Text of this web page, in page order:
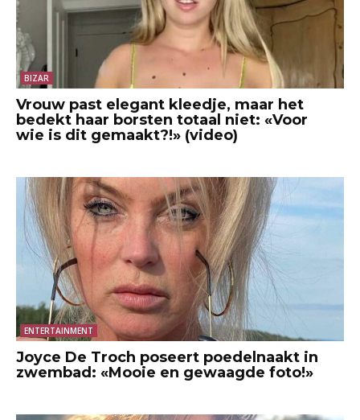
BIZAR
Vrouw past elegant kleedje, maar het
bedekt haar borsten totaal niet: «Voor
wie is dit gemaakt?!» (video)
ENTERTAINMENT
Joyce De Troch poseert poedelnaakt in
zwembad: «Mooie en gewaagde foto!»